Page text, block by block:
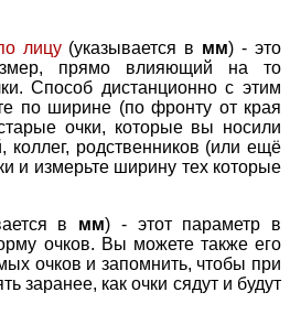
лицу(указывается в мм) - это
прямо влияющий на то
Способ дистанционно с этим
по ширине (по фронту от края
очки, которые вы носили
коллег, родственников (или ещё
и измерьте ширину тех которые
в мм) - этот параметр в
очков. Вы можете также его
очков и запомнить, чтобы при
заранее, как очки сядут и будут